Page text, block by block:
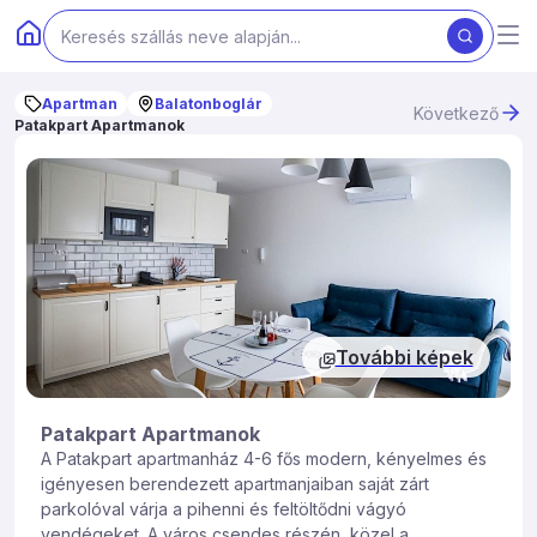
Apartman
Balatonboglár
Patakpart Apartmanok
Következő
További képek
Patakpart Apartmanok
A Patakpart apartmanház 4-6 fős modern, kényelmes és
igényesen berendezett apartmanjaiban saját zárt
parkolóval várja a pihenni és feltöltődni vágyó